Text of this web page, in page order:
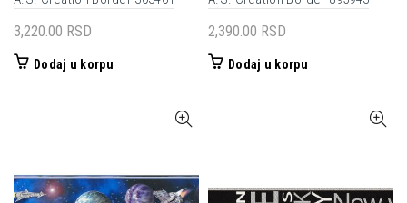
3,220.00 RSD
Dodaj u korpu
2,390.00 RSD
Dodaj u korpu